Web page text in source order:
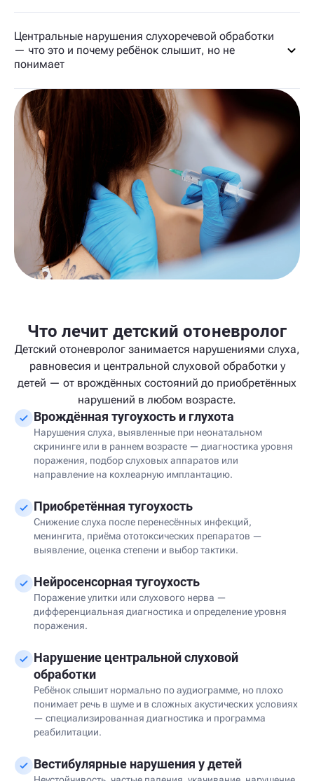
Центральные нарушения слухоречевой обработки
— что это и почему ребёнок слышит, но не
понимает
Что лечит детский отоневролог
Детский отоневролог занимается нарушениями слуха,
равновесия и центральной слуховой обработки у
детей — от врождённых состояний до приобретённых
нарушений в любом возрасте.
Врождённая тугоухость и глухота
Нарушения слуха, выявленные при неонатальном
скрининге или в раннем возрасте — диагностика уровня
поражения, подбор слуховых аппаратов или
направление на кохлеарную имплантацию.
Приобретённая тугоухость
Снижение слуха после перенесённых инфекций,
менингита, приёма ототоксических препаратов —
выявление, оценка степени и выбор тактики.
Нейросенсорная тугоухость
Поражение улитки или слухового нерва —
дифференциальная диагностика и определение уровня
поражения.
Нарушение центральной слуховой
обработки
Ребёнок слышит нормально по аудиограмме, но плохо
понимает речь в шуме и в сложных акустических условиях
— специализированная диагностика и программа
реабилитации.
Вестибулярные нарушения у детей